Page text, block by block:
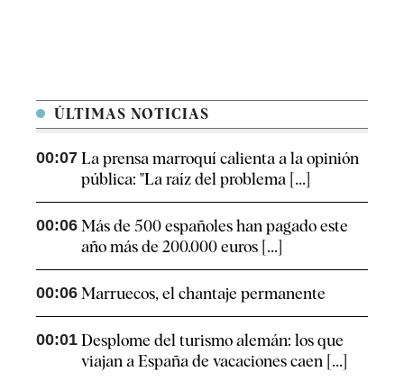
ÚLTIMAS NOTICIAS
00:07 La prensa marroquí calienta a la opinión
pública: "La raíz del problema [...]
00:06 Más de 500 españoles han pagado este
año más de 200.000 euros [...]
00:06 Marruecos, el chantaje permanente
00:01 Desplome del turismo alemán: los que
viajan a España de vacaciones caen [...]